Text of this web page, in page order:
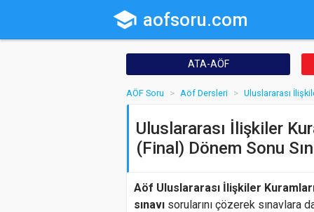
school aofsoru.com
ATA-AÖF
AÖF Soru Aöf Dersleri Uluslararası
Uluslararası İlişkiler
(Final) Dönem Sonu
Aöf Uluslararası İlişkiler
sınavı sorularını çözerek sınavlara